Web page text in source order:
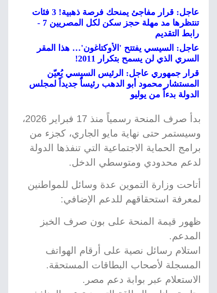
عاجل: قرار مفاجئ يمنحك فرصة ذهبية! 3 فئات
تنتظرها مد مهلة حجز سكن لكل المصريين 7 -
رابط التقديم
عاجل: السيسي يفتتح 'الأوكتاغون'… هذا المقر
السري الذي لن يسمح بتكرار 2011!
قرار جمهوري عاجل: الرئيس السيسي يُعيّن
المستشار محمود أبو الدهب رئيساً جديداً لمجلس
الدولة بدءاً من يوليو
بدأ صرف المنحة رسمياً منذ 17 فبراير 2026،
وسيستمر حتى نهاية مايو الجاري، كجزء من
برامج الحماية الاجتماعية التي تنفذها الدولة
لدعم محدودي ومتوسطي الدخل.
أتاحت وزارة التموين عدة وسائل للمواطنين
لمعرفة استحقاقهم للدعم الإضافي:
ظهور قيمة المنحة على بون صرف الخبز
المدعم.
استلام رسائل نصية على أرقام الهواتف
المسجلة لأصحاب البطاقات المستحقة.
الاستعلام عبر بوابة دعم مصر.